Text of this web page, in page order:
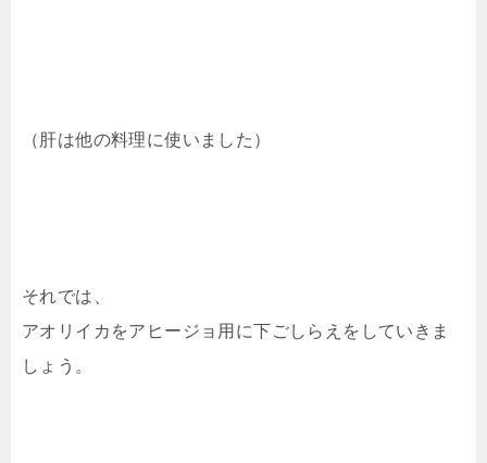
（肝は他の料理に使いました）
それでは、
アオリイカをアヒージョ用に下ごしらえをしていきま
しょう。